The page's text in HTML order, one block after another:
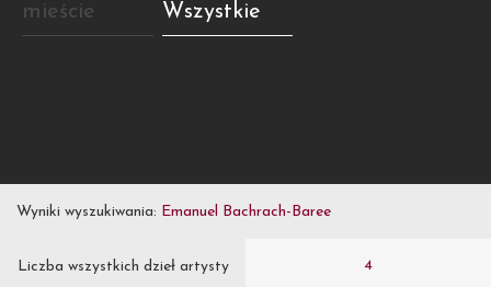
mieście
Wszystkie
Wyniki wyszukiwania: Emanuel Bachrach-Baree
Liczba wszystkich dzieł artysty 4